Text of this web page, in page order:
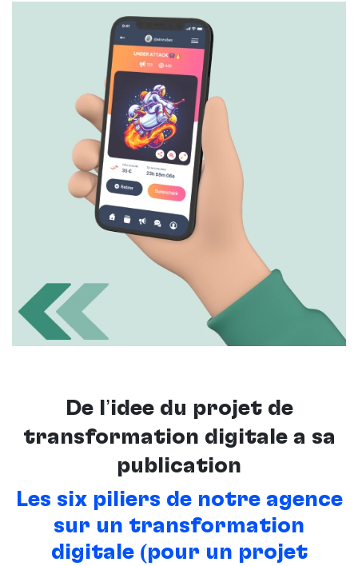
De l’idée du projet de
transformation digitale à sa
publication
Les six piliers de notre agence
sur un transformation
digitale (pour un projet